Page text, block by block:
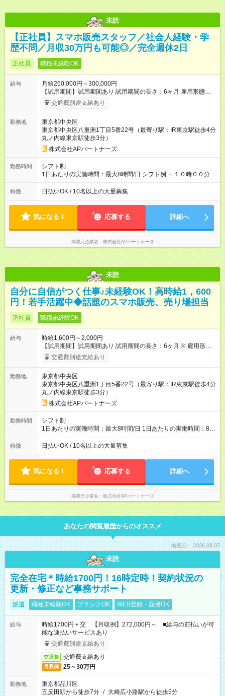
未読
【正社員】スマホ販売スタッフ／社会人経験・学
歴不問／月収30万円も可能◎／完全週休2日
正社員 職種未経験OK
給与
月給260,000円～300,000円
【試用期間】試用期間あり 試用期間の長さ：6ヶ月 雇用形態、
給与は本採用時と同じです。
交通費別途支給あり
勤務地
東京都中央区
東京都中央区八重洲1丁目5番22号（最寄り駅：IR東京駅徒歩4分
丸ノ内線東京駅徒歩3分）
株式会社APパートナーズ
勤務時間
シフト制
1日あたりの実働時間：最大8時間/日 シフト例 ・１０時００分～
１９時００分 ・１１時００分～２０時００分 ・１２時００分～
２１時００分
特徴 日払いOK / 10名以上の大量募集
気になる！ 応募する 詳細へ
掲載元企業名 株式会社APパートナーズ
未読
自分に自信がつく仕事♪未経験OK！高時給1，600
円！若手活躍中◆話題のスマホ販売、売り場担当
正社員 職種未経験OK
給与
時給1,600円～2,000円
【試用期間】試用期間あり 試用期間の長さ：6ヶ月 ※ 雇用形態
と給与に、本採用時と異なる部分があります。 雇用形態：本採
用時と同じです。 給与：時給 1,226円以上
交通費別途支給あり
勤務地
東京都中央区
東京都中央区八重洲1丁目5番22号（最寄り駅：IR東京駅徒歩4分
丸ノ内線東京駅徒歩3分）
株式会社APパートナーズ
勤務時間
シフト制
1日あたりの実働時間：最大8時間/日 1日あたりの実働時間：8時
間 シフト例 ・１０時００分～１９時００分 ・１１時００分～２
０時００分 ・１２時００分～２１時００分 土日祝出勤 平日に
特徴 日払いOK / 10名以上の大量募集
気になる！ 応募する 詳細へ
掲載元企業名 株式会社APパートナーズ
あなたの閲覧履歴からのオススメ
掲載日：2026.08.07
未読
完全在宅＊時給1700円！16時定時！契約状況の
更新・修正など事務サポート
派遣 職種未経験OK ブランクOK WEB登録・面接OK
給与
時給1700円＋交 【月収例】272,000円～ ■給与の前払いが可
能な速払いサービスあり
交通費別途支給あり
交通費 交通費支給あり
月収例 25～30万円
勤務地
東京都品川区
五反田駅から徒歩7分 / 大崎広小路駅から徒歩5分